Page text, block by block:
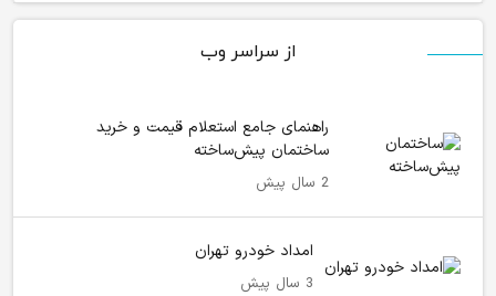
از سراسر وب
راهنمای جامع استعلام قیمت و خرید
ساختمان پیش‌ساخته
2 سال پیش
امداد خودرو تهران
3 سال پیش